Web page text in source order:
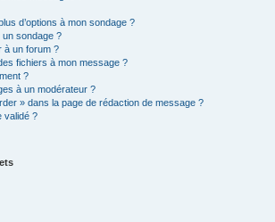
d’options à mon sondage ?
un sondage ?
à un forum ?
fichiers à mon message ?
?
à un modérateur ?
» dans la page de rédaction de message ?
validé ?